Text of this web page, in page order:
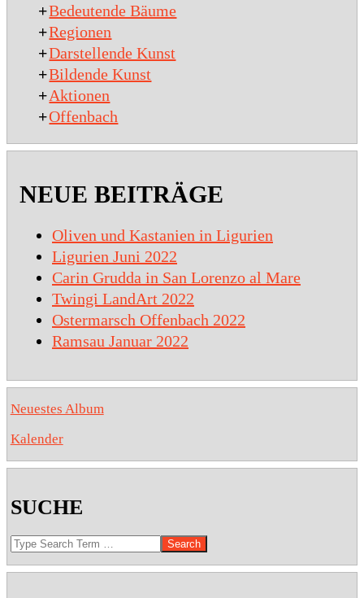
+Bedeutende Bäume
+Regionen
+Darstellende Kunst
+Bildende Kunst
+Aktionen
+Offenbach
NEUE BEITRÄGE
Oliven und Kastanien in Ligurien
Ligurien Juni 2022
Carin Grudda in San Lorenzo al Mare
Twingi LandArt 2022
Ostermarsch Offenbach 2022
Ramsau Januar 2022
Neuestes Album
Kalender
SUCHE
Search